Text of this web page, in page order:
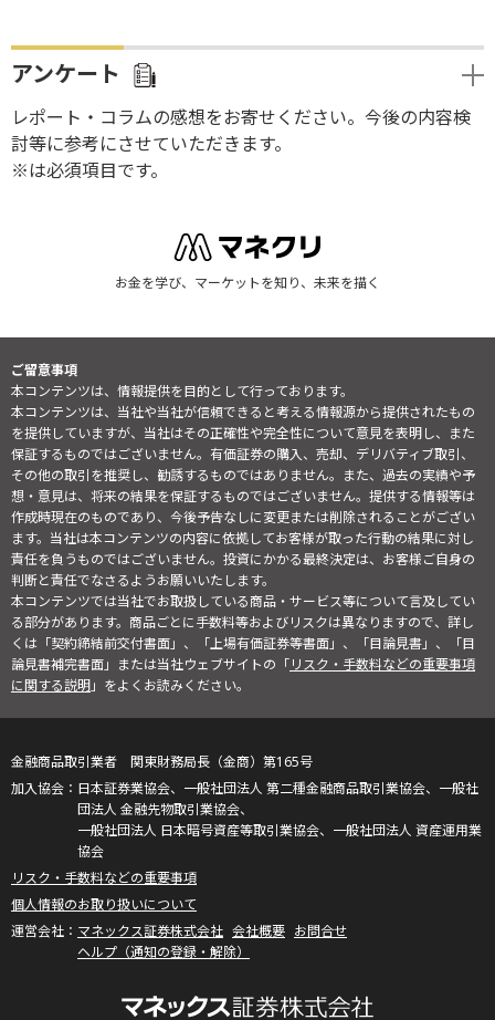
アンケート
レポート・コラムの感想をお寄せください。今後の内容検
討等に参考にさせていただきます。
※は必須項目です。
お金を学び、マーケットを知り、未来を描く
ご留意事項
本コンテンツは、情報提供を目的として行っております。
本コンテンツは、当社や当社が信頼できると考える情報源から提供されたもの
を提供していますが、当社はその正確性や完全性について意見を表明し、また
保証するものではございません。有価証券の購入、売却、デリバティブ取引、
その他の取引を推奨し、勧誘するものではありません。また、過去の実績や予
想・意見は、将来の結果を保証するものではございません。提供する情報等は
作成時現在のものであり、今後予告なしに変更または削除されることがござい
ます。当社は本コンテンツの内容に依拠してお客様が取った行動の結果に対し
責任を負うものではございません。投資にかかる最終決定は、お客様ご自身の
判断と責任でなさるようお願いいたします。
本コンテンツでは当社でお取扱している商品・サービス等について言及してい
る部分があります。商品ごとに手数料等およびリスクは異なりますので、詳し
くは「契約締結前交付書面」、「上場有価証券等書面」、「目論見書」、「目
論見書補完書面」または当社ウェブサイトの「リスク・手数料などの重要事項
に関する説明」をよくお読みください。
金融商品取引業者 関東財務局長（金商）第165号
日本証券業協会、一般社団法人 第二種金融商品取引業協会、一般社
団法人 金融先物取引業協会、
一般社団法人 日本暗号資産等取引業協会、一般社団法人 資産運用業
協会
リスク・手数料などの重要事項
個人情報のお取り扱いについて
マネックス証券株式会社 会社概要 お問合せ
ヘルプ（通知の登録・解除）